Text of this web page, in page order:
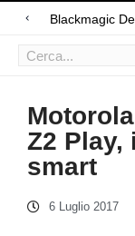
Blackmagic
Arri Rental,
LG Signature
Z2 Play,
smart
6 Luglio 2017